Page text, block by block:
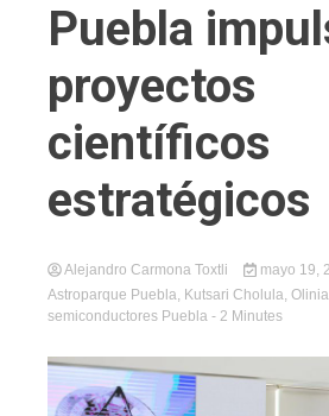
Puebla
proyectos
científicos
estratégicos
Alejandro Carmona Toxtli mayo 19,
Astroparque Puebla, Kutsari Cholula,
semiconductores Puebla - 2 Minutes